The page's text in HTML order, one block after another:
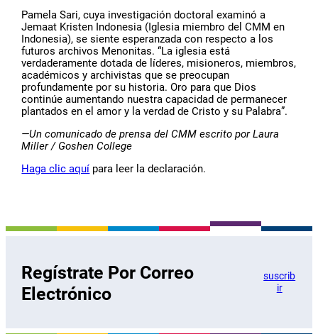
Pamela Sari, cuya investigación doctoral examinó a
Jemaat Kristen Indonesia (Iglesia miembro del CMM en
Indonesia), se siente esperanzada con respecto a los
futuros archivos Menonitas. “La iglesia está
verdaderamente dotada de líderes, misioneros, miembros,
académicos y archivistas que se preocupan
profundamente por su historia. Oro para que Dios
continúe aumentando nuestra capacidad de permanecer
plantados en el amor y la verdad de Cristo y su Palabra”.
—Un comunicado de prensa del CMM escrito por Laura
Miller / Goshen College
Haga clic aquí para leer la declaración.
Regístrate Por Correo
Electrónico
suscrib
ir